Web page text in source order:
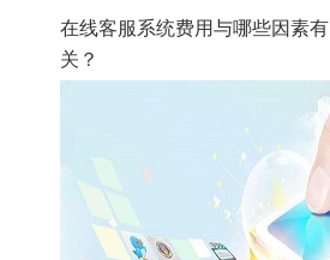
在线客服系统费用与哪些因素有
关？